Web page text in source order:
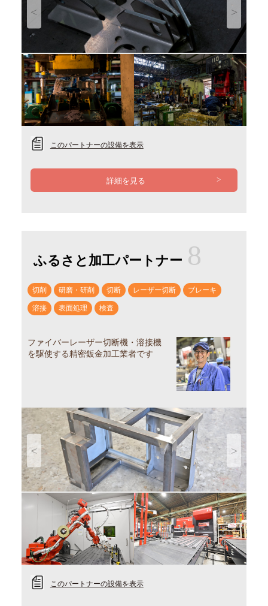
Previous Next
このパートナーの設備を表示
詳細を見る
ふるさと加工パートナー 8
切削 研磨・研削 切断 レーザー切断 ブレーキ
溶接 表面処理 検査
ファイバーレーザー切断機・溶接機
を駆使する精密鈑金加工業者です
Previous Next
このパートナーの設備を表示